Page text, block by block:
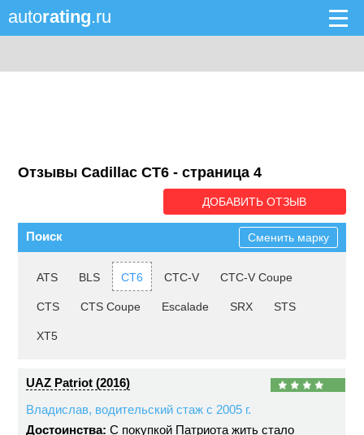
autorating.ru
Отзывы Cadillac CT6 - cтраница 4
ДОБАВИТЬ ОТЗЫВ
Поиск Сменить марку
ATS BLS CT6 CTC-V CTC-V Coupe
CTS CTS Coupe Escalade SRX STS
XT5
UAZ Patriot (2016)
Владислав, водительский стаж с 2005 г.
Достоинства: С покупкой Патриота жить стало